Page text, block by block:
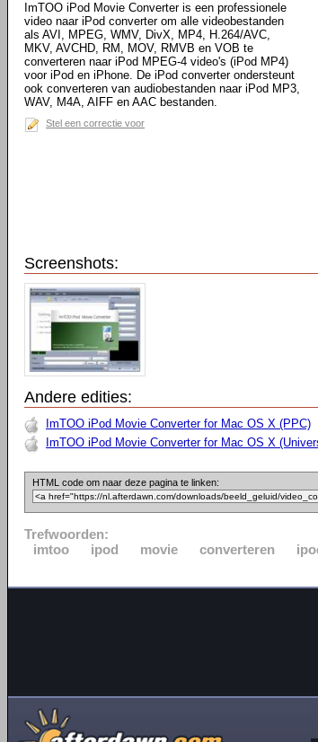
ImTOO iPod Movie Converter is een professionele
video naar iPod converter om alle videobestanden
als AVI, MPEG, WMV, DivX, MP4, H.264/AVC,
MKV, AVCHD, RM, MOV, RMVB en VOB te
converteren naar iPod MPEG-4 video's (iPod MP4)
voor iPod en iPhone. De iPod converter ondersteunt
ook converteren van audiobestanden naar iPod MP3,
WAV, M4A, AIFF en AAC bestanden.
Stel een correctie voor
Screenshots:
Andere edities:
ImTOO iPod Movie Converter for Mac OS X (PPC)
ImTOO iPod Movie Converter for Mac OS X
HTML code om naar deze pagina te linken:
Trefwoorden:
imtoo
ipod movie converteren